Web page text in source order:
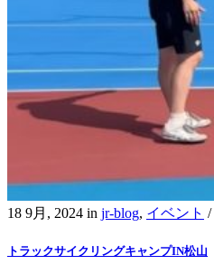
18 9月, 2024 in jr-blog, イベント /
トラックサイクリングキャンプIN松山